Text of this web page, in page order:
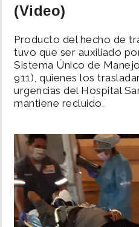
POLÍTICA
SHOW
MUNDO
INSÓLITAS
(Video)
Producto del hecho de
tuvo que ser auxiliado
Sistema Único de
911), quienes los
urgencias del Hospital
mantiene recluido.